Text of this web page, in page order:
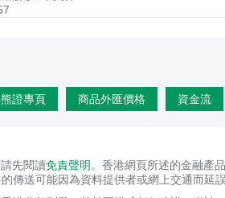
證專頁 商品外匯價格 資金流
先閱讀免責聲明 。香港網頁所述的金融產
傳送可能因為資料提供者或網上交通而延誤